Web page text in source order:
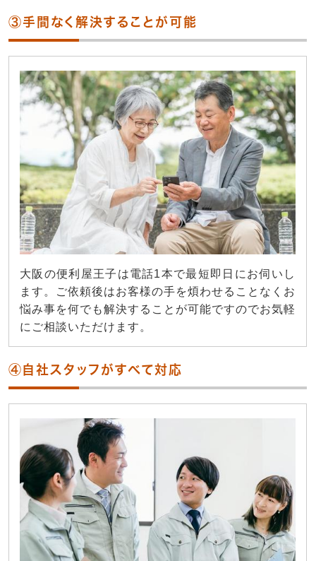
③手間なく解決することが可能
大阪の便利屋王子は電話1本で最短即日にお伺いし
ます。ご依頼後はお客様の手を煩わせることなくお
悩み事を何でも解決することが可能ですのでお気軽
にご相談いただけます。
④自社スタッフがすべて対応